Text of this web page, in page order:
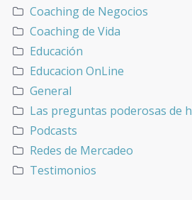
Coaching de Negocios
Coaching de Vida
Educación
Educacion OnLine
General
Las preguntas poderosas de
Podcasts
Redes de Mercadeo
Testimonios